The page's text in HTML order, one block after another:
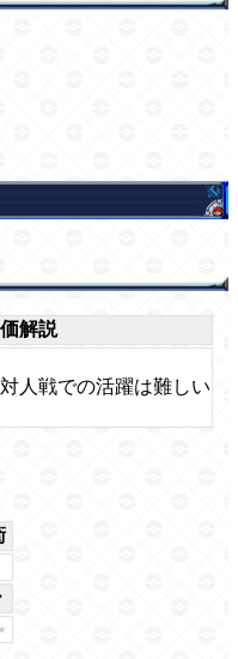
解説
人戦での活躍は難しい